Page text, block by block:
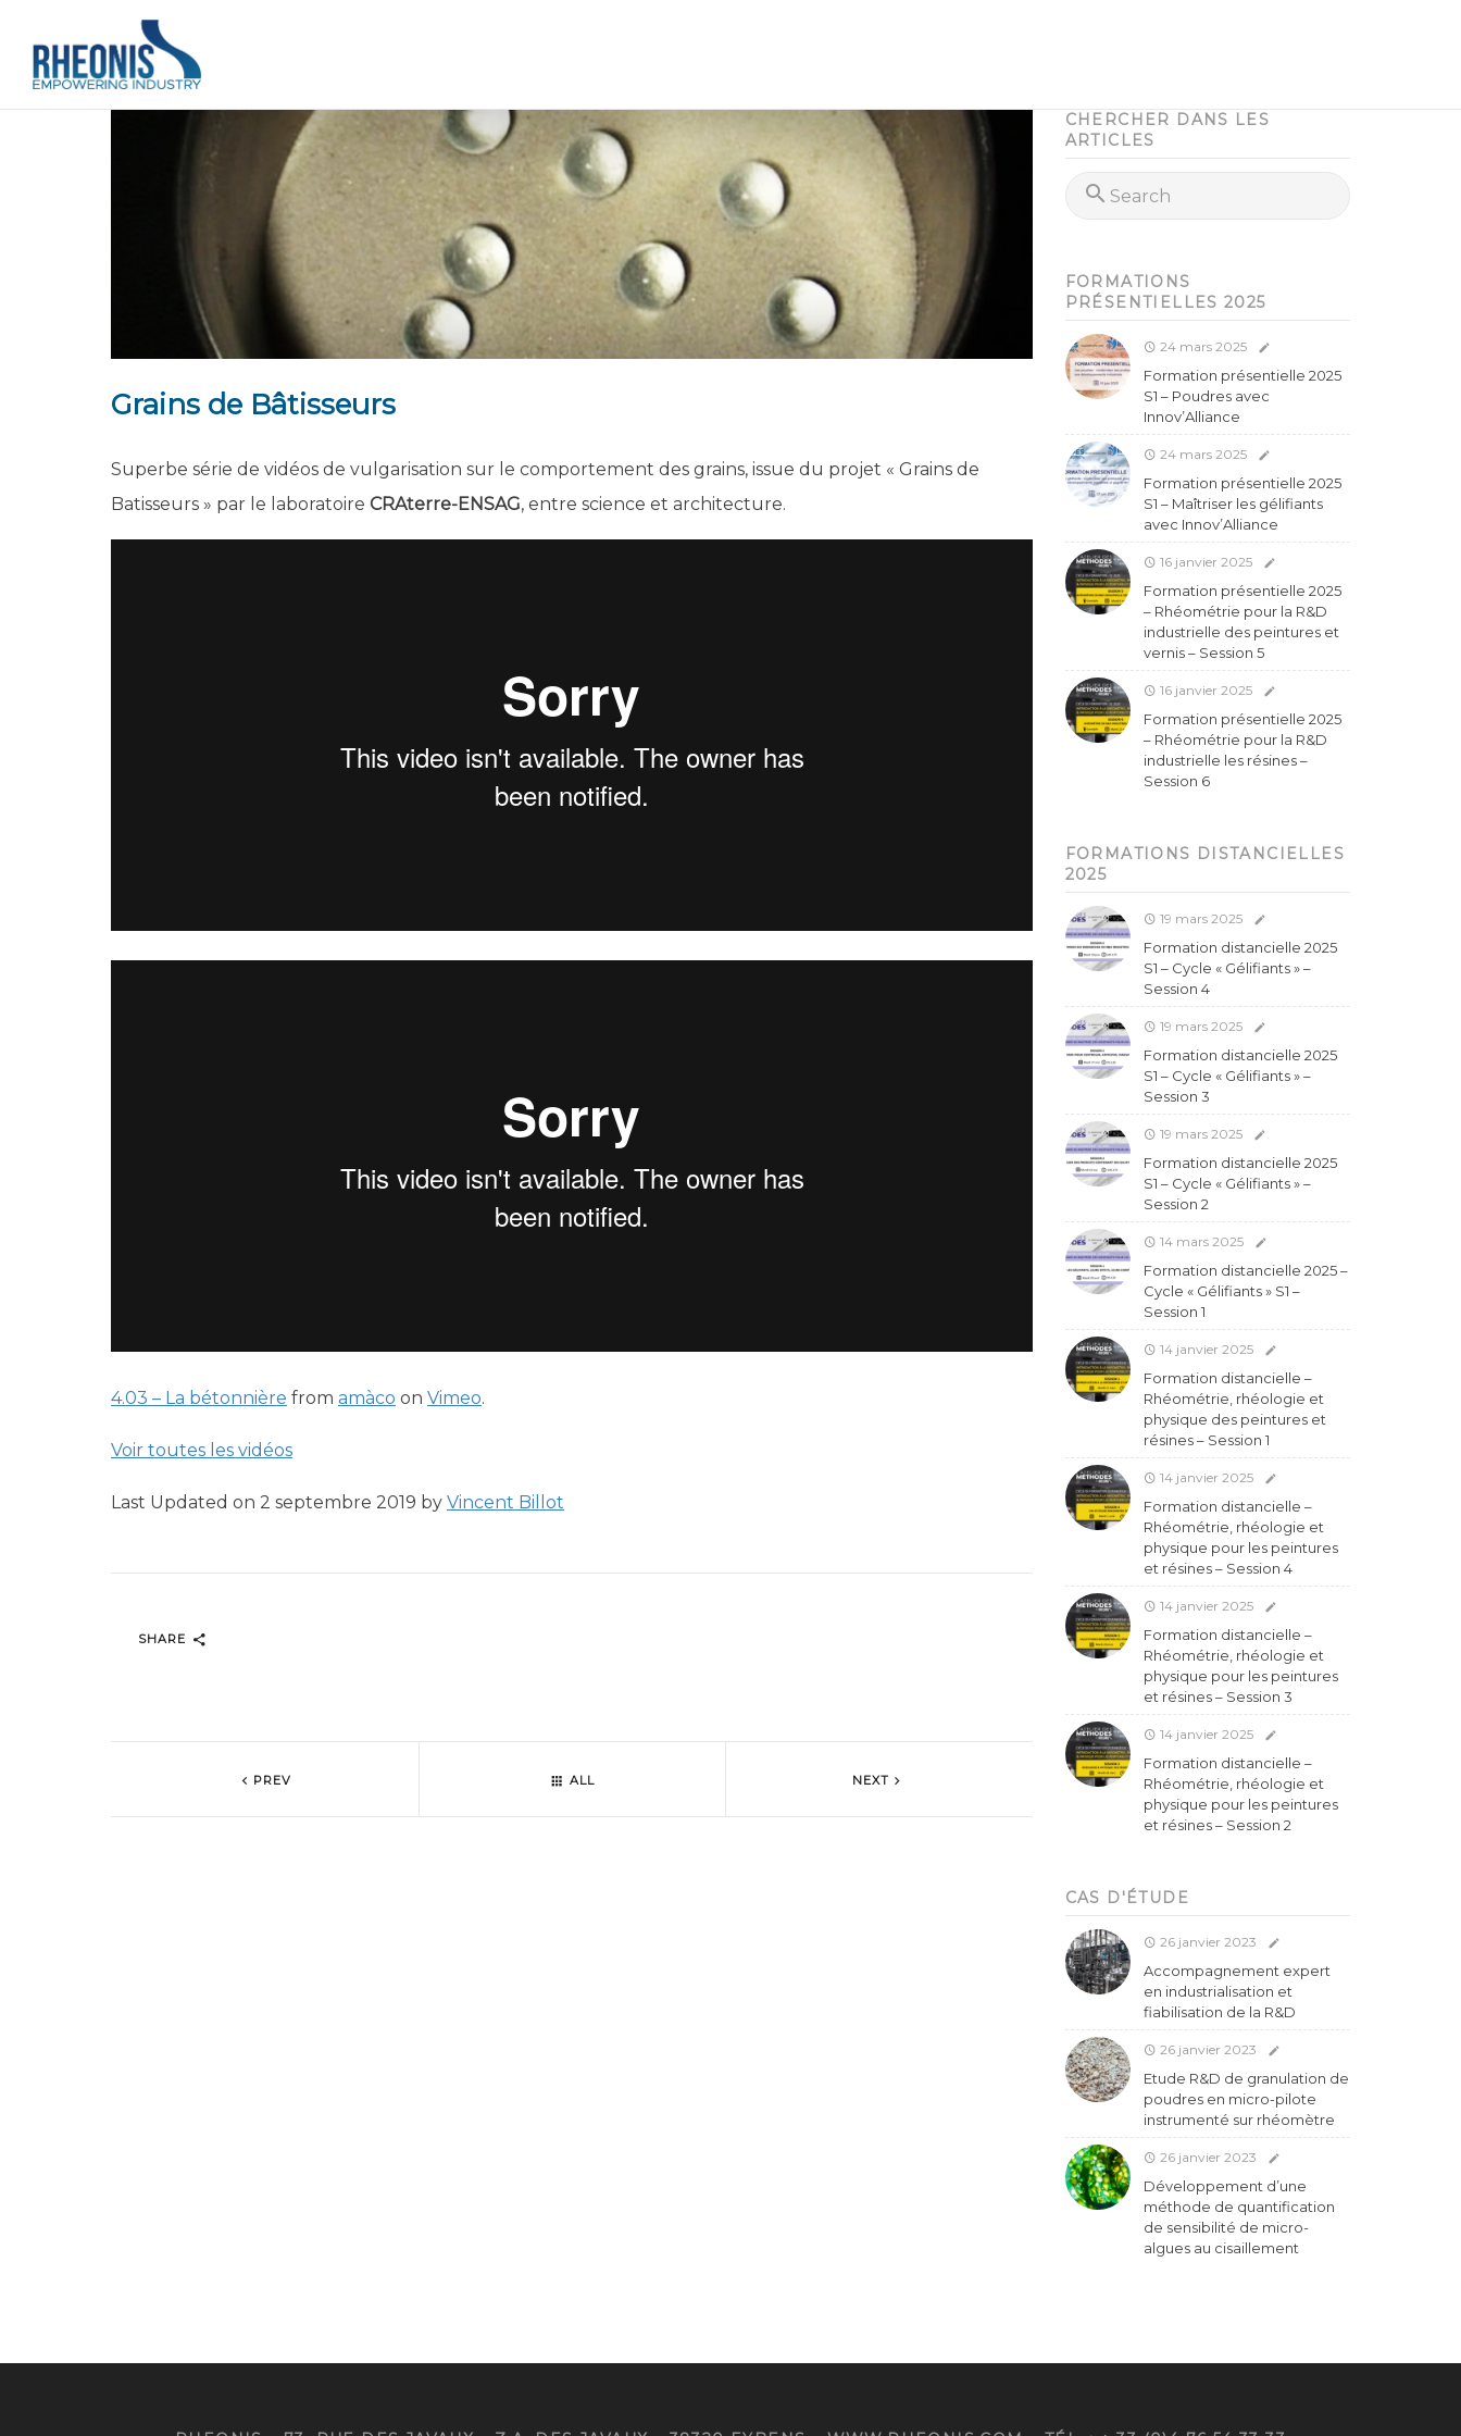
Grains de Bâtisseurs
Superbe série de vidéos de vulgarisation sur le comportement des grains, issue du projet « Grains de
Batisseurs » par le laboratoire CRAterre-ENSAG, entre science et architecture.
4.03 – La bétonnière from amàco on Vimeo.
Voir toutes les vidéos
Last Updated on 2 septembre 2019 by Vincent Billot
SHARE
PREV ALL NEXT
CHERCHER DANS LES
ARTICLES
FORMATIONS
PRÉSENTIELLES 2025
24 mars 2025
Formation présentielle 2025
S1 – Poudres avec
Innov’Alliance
24 mars 2025
Formation présentielle 2025
S1 – Maîtriser les gélifiants
avec Innov’Alliance
16 janvier 2025
Formation présentielle 2025
– Rhéométrie pour la R&D
industrielle des peintures et
vernis – Session 5
16 janvier 2025
Formation présentielle 2025
– Rhéométrie pour la R&D
industrielle les résines –
Session 6
FORMATIONS DISTANCIELLES
2025
19 mars 2025
Formation distancielle 2025
S1 – Cycle « Gélifiants » –
Session 4
19 mars 2025
Formation distancielle 2025
S1 – Cycle « Gélifiants » –
Session 3
19 mars 2025
Formation distancielle 2025
S1 – Cycle « Gélifiants » –
Session 2
14 mars 2025
Formation distancielle 2025 –
Cycle « Gélifiants » S1 –
Session 1
14 janvier 2025
Formation distancielle –
Rhéométrie, rhéologie et
physique des peintures et
résines – Session 1
14 janvier 2025
Formation distancielle –
Rhéométrie, rhéologie et
physique pour les peintures
et résines – Session 4
14 janvier 2025
Formation distancielle –
Rhéométrie, rhéologie et
physique pour les peintures
et résines – Session 3
14 janvier 2025
Formation distancielle –
Rhéométrie, rhéologie et
physique pour les peintures
et résines – Session 2
CAS D'ÉTUDE
26 janvier 2023
Accompagnement expert
en industrialisation et
fiabilisation de la R&D
26 janvier 2023
Etude R&D de granulation de
poudres en micro-pilote
instrumenté sur rhéomètre
26 janvier 2023
Développement d’une
méthode de quantification
de sensibilité de micro-
algues au cisaillement